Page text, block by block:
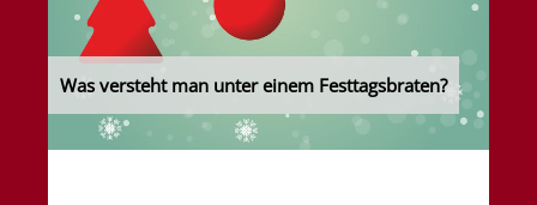
Was versteht man unter einem Festtagsbraten?